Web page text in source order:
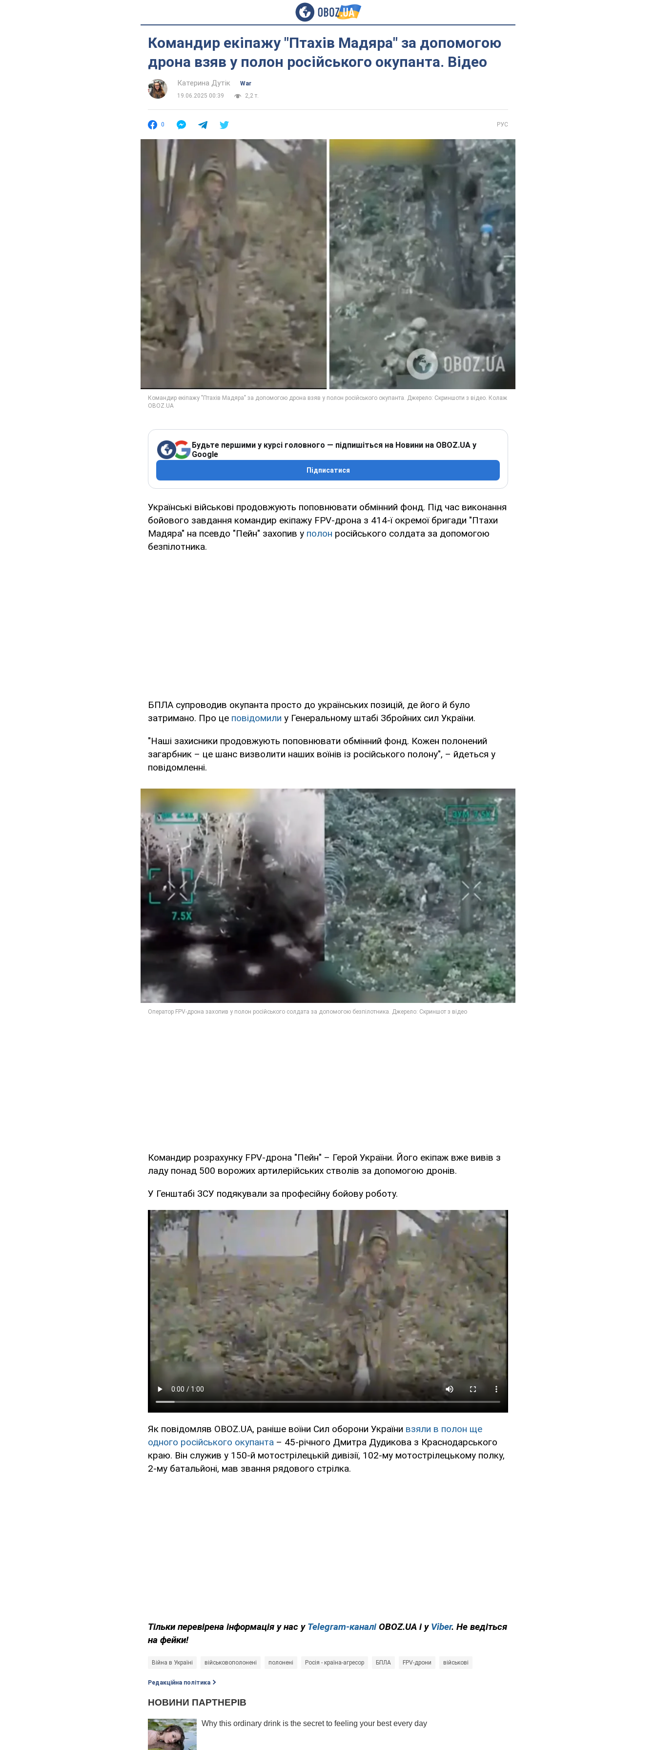
Командир екіпажу "Птахів Мадяра" за допомогою
дрона взяв у полон російського окупанта. Відео
Катерина Дутік
War
19.06.2025 00:39
2,2 т.
0 РУС
Будьте першими у курсі головного — підпишіться на Новини на OBOZ.UA у
Google
Підписатися
Українські військові продовжують поповнювати обмінний фонд. Під час виконання
бойового завдання командир екіпажу FPV-дрона з 414-ї окремої бригади "Птахи
Мадяра" на псевдо "Пейн" захопив у полон російського солдата за допомогою
безпілотника.
БПЛА супроводив окупанта просто до українських позицій, де його й було
затримано. Про це повідомили у Генеральному штабі Збройних сил України.
"Наші захисники продовжують поповнювати обмінний фонд. Кожен полонений
загарбник – це шанс визволити наших воїнів із російського полону", – йдеться у
повідомленні.
Командир розрахунку FPV-дрона "Пейн" – Герой України. Його екіпаж вже вивів з
ладу понад 500 ворожих артилерійських стволів за допомогою дронів.
У Генштабі ЗСУ подякували за професійну бойову роботу.
Як повідомляв OBOZ.UA, раніше воїни Сил оборони України взяли в полон ще
одного російського окупанта – 45-річного Дмитра Дудикова з Краснодарського
краю. Він служив у 150-й мотострілецькій дивізії, 102-му мотострілецькому полку,
2-му батальйоні, мав звання рядового стрілка.
Тільки перевірена інформація у нас у Telegram-каналі OBOZ.UA і у Viber. Не ведіться
на фейки!
Війна в Україні військовополонені полонені Росія - країна-агресор БПЛА FPV-дрони військові
Редакційна політика